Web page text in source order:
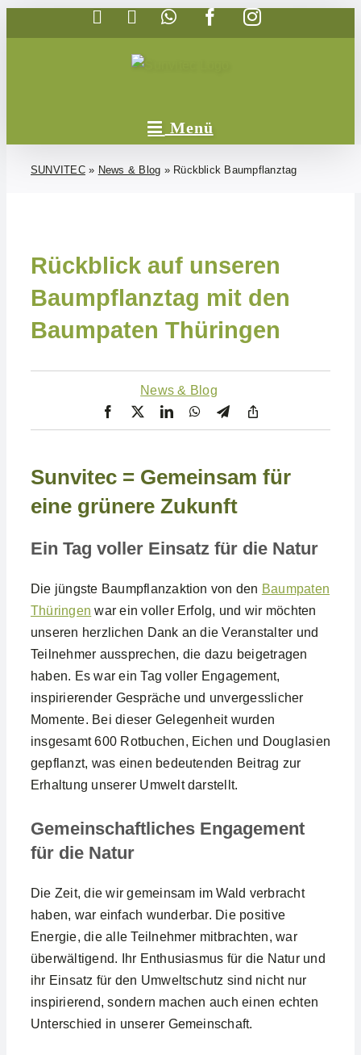
Inhalt
Telefon
Mail
WhatsAppFacebookInstagram
SUNVITEC» News & Blog » Rückblick Baumpflanztag
Rückblick auf unseren
Baumpflanztag mit den
Baumpaten Thüringen
News & Blog
Sunvitec = Gemeinsam für
eine grünere Zukunft
Ein Tag voller Einsatz für die Natur
Die jüngste Baumpflanzaktion von den Baumpaten
Thüringen war ein voller Erfolg, und wir möchten
unseren herzlichen Dank an die Veranstalter und
Teilnehmer aussprechen, die dazu beigetragen
haben. Es war ein Tag voller Engagement,
inspirierender Gespräche und unvergesslicher
Momente. Bei dieser Gelegenheit wurden
insgesamt 600 Rotbuchen, Eichen und Douglasien
gepflanzt, was einen bedeutenden Beitrag zur
Erhaltung unserer Umwelt darstellt.
Gemeinschaftliches Engagement
für die Natur
Die Zeit, die wir gemeinsam im Wald verbracht
haben, war einfach wunderbar. Die positive
Energie, die alle Teilnehmer mitbrachten, war
überwältigend. Ihr Enthusiasmus für die Natur und
ihr Einsatz für den Umweltschutz sind nicht nur
inspirierend, sondern machen auch einen echten
Unterschied in unserer Gemeinschaft.